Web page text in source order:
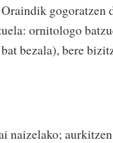
gogoratzen
ornitologo
bezala), bere
naizelako; aurkitzen